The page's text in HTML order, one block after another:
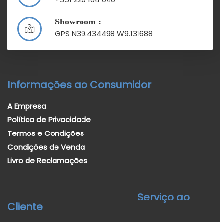
Showroom :
GPS N39.434498 W9.131688
Informações ao Consumidor
A Empresa
Política de Privacidade
Termos e Condições
Condições de Venda
Livro de Reclamações
Serviço ao
Cliente